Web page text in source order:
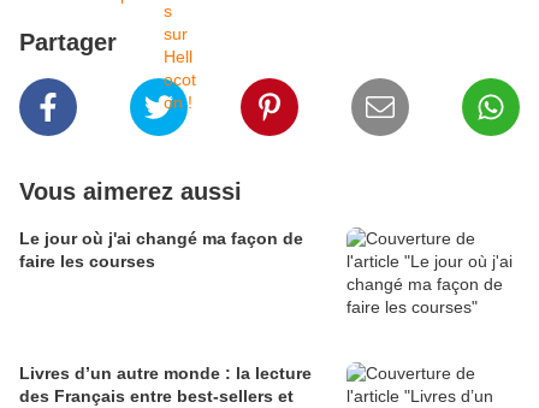
Partager
Vous aimerez aussi
Le jour où j'ai changé ma façon de
faire les courses
Livres d’un autre monde : la lecture
des Français entre best-sellers et